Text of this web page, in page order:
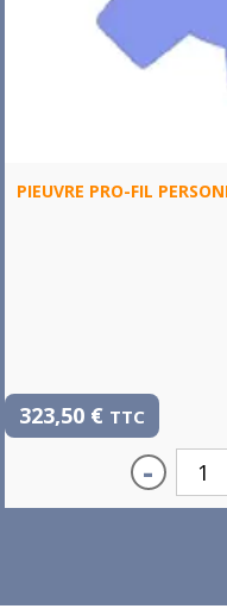
PIEUVRE PRO-FIL
323,50 € TTC
-